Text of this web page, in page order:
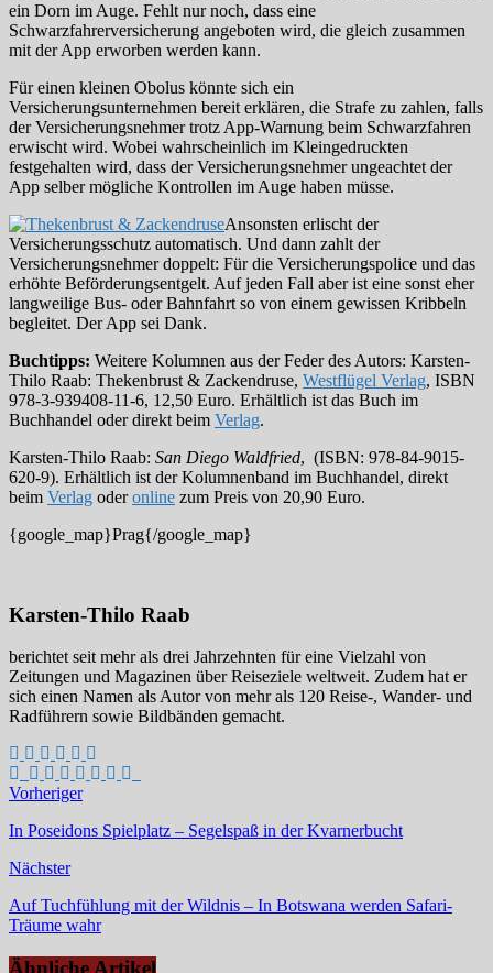
ein Dorn im Auge. Fehlt nur noch, dass eine
Schwarzfahrerversicherung angeboten wird, die gleich zusammen
mit der App erworben werden kann.
Für einen kleinen Obolus könnte sich ein
Versicherungsunternehmen bereit erklären, die Strafe zu zahlen, falls
der Versicherungsnehmer trotz App-Warnung beim Schwarzfahren
erwischt wird. Wobei wahrscheinlich im Kleingedruckten
festgehalten wird, dass der Versicherungsnehmer ungeachtet der
App selber mögliche Kontrollen im Auge haben müsse.
Ansonsten erlischt der
Versicherungsschutz automatisch. Und dann zahlt der
Versicherungsnehmer doppelt: Für die Versicherungspolice und das
erhöhte Beförderungsentgelt. Auf jeden Fall aber ist eine sonst eher
langweilige Bus- oder Bahnfahrt so von einem gewissen Kribbeln
begleitet. Der App sei Dank.
Buchtipps: Weitere Kolumnen aus der Feder des Autors: Karsten-
Thilo Raab: Thekenbrust & Zackendruse, Westflügel Verlag, ISBN
978-3-939408-11-6, 12,50 Euro. Erhältlich ist das Buch im
Buchhandel oder direkt beim Verlag.
Karsten-Thilo Raab: San Diego Waldfried, (ISBN: 978-84-9015-
620-9). Erhältlich ist der Kolumnenband im Buchhandel, direkt
beim Verlag oderonline zum Preis von 20,90 Euro.
{google_map}Prag{/google_map}
Karsten-Thilo Raab
berichtet seit mehr als drei Jahrzehnten für eine Vielzahl von
Zeitungen und Magazinen über Reiseziele weltweit. Zudem hat er
sich einen Namen als Autor von mehr als 120 Reise-, Wander- und
Radführern sowie Bildbänden gemacht.
Vorheriger
In Poseidons Spielplatz – Segelspaß in der Kvarnerbucht
Nächster
Auf Tuchfühlung mit der Wildnis – In Botswana werden Safari-
Träume wahr
Ähnliche Artikel